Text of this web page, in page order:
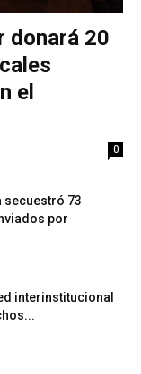
donará 20
el
0
secuestró 73
por
interinstitucional